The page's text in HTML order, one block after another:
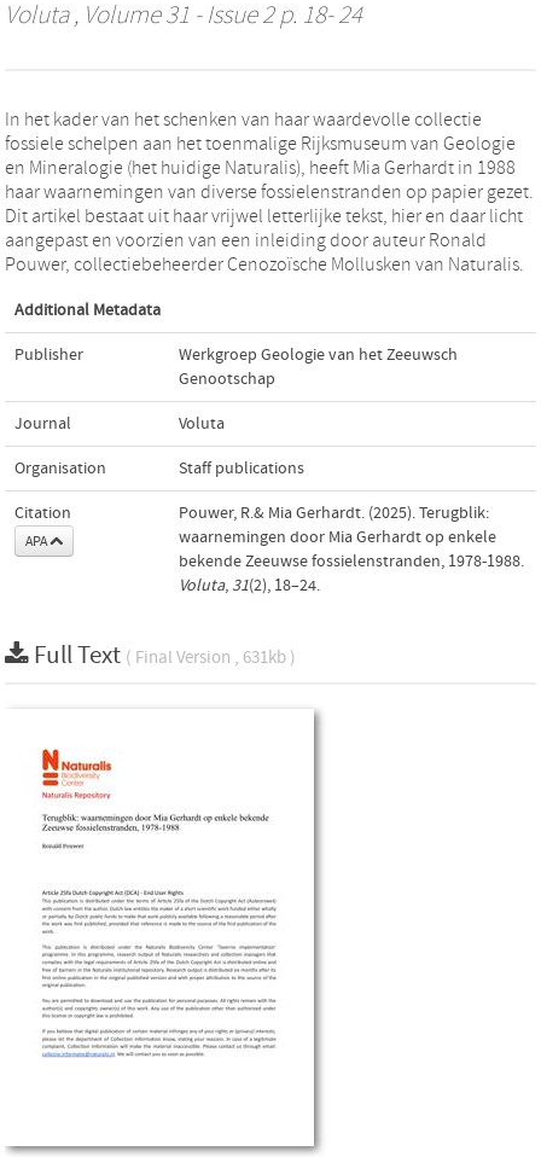
Voluta, Volume 31 - Issue 2 p. 18- 24
In het kader van het schenken van haar waardevolle collectie
fossiele schelpen aan het toenmalige Rijksmuseum van Geologie
en Mineralogie (het huidige Naturalis), heeft Mia Gerhardt in 1988
haar waarnemingen van diverse fossielenstranden op papier gezet.
Dit artikel bestaat uit haar vrijwel letterlijke tekst, hier en daar licht
aangepast en voorzien van een inleiding door auteur Ronald
Pouwer, collectiebeheerder Cenozoïsche Mollusken van Naturalis.
Additional Metadata
Publisher
Werkgroep Geologie van het Zeeuwsch
Genootschap
Journal Voluta
Organisation Staff publications
Citation
APA
Pouwer, R.& Mia Gerhardt. (2025). Terugblik:
waarnemingen door Mia Gerhardt op enkele
bekende Zeeuwse fossielenstranden, 1978-1988.
Voluta, 31(2), 18–24.
Full Text ( Final Version , 631kb )